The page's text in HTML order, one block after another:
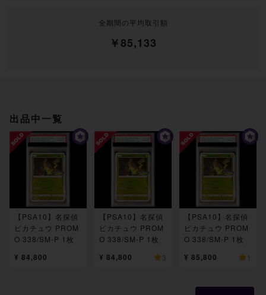
全期間の平均取引額
￥85,133
出品中一覧
【PSA10】名探偵
ピカチュウ PROM
O 338/SM-P 1枚
¥ 84,800
【PSA10】名探偵
ピカチュウ PROM
O 338/SM-P 1枚
¥ 84,800 3
【PSA10】名探偵
ピカチュウ PROM
O 338/SM-P 1枚
¥ 85,800 1